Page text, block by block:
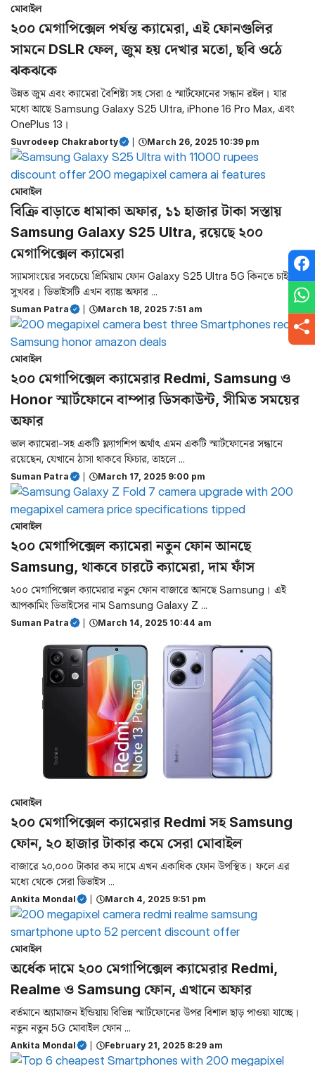
মোবাইল
২০০ মেগাপিক্সেল পর্যন্ত ক্যামেরা, এই ফোনগুলির
সামনে DSLR ফেল, জুম হয় দেখার মতো, ছবি ওঠে
ঝকঝকে
উন্নত জুম এবং ক্যামেরা বৈশিষ্ট্য সহ সেরা ৫ স্মার্টফোনের সন্ধান রইল। যার
মধ্যে আছে Samsung Galaxy S25 Ultra, iPhone 16 Pro Max, এবং
OnePlus 13।
Suvrodeep Chakraborty | March 26, 2025 10:39 pm
মোবাইল
বিক্রি বাড়াতে ধামাকা অফার, ১১ হাজার টাকা সস্তায়
Samsung Galaxy S25 Ultra, রয়েছে ২০০
মেগাপিক্সেল ক্যামেরা
স্যামসাংয়ের সবচেয়ে প্রিমিয়াম ফোন Galaxy S25 Ultra 5G কিনতে চাইলে
সুখবর। ডিভাইসটি এখন ব্যাঙ্ক অফার ...
Suman Patra | March 18, 2025 7:51 am
মোবাইল
২০০ মেগাপিক্সেল ক্যামেরার Redmi, Samsung ও
Honor স্মার্টফোনে বাম্পার ডিসকাউন্ট, সীমিত সময়ের
অফার
ভাল ক্যামেরা-সহ একটি ফ্ল্যাগশিপ অর্থাৎ এমন একটি স্মার্টফোনের সন্ধানে
রয়েছেন, যেখানে ঠাসা থাকবে ফিচার, তাহলে ...
Suman Patra | March 17, 2025 9:00 pm
মোবাইল
২০০ মেগাপিক্সেল ক্যামেরা নতুন ফোন আনছে
Samsung, থাকবে চারটে ক্যামেরা, দাম ফাঁস
২০০ মেগাপিক্সেল ক্যামেরার নতুন ফোন বাজারে আনছে Samsung। এই
আপকামিং ডিভাইসের নাম Samsung Galaxy Z ...
Suman Patra | March 14, 2025 10:44 am
মোবাইল
২০০ মেগাপিক্সেল ক্যামেরার Redmi সহ Samsung
ফোন, ২০ হাজার টাকার কমে সেরা মোবাইল
বাজারে ২০,০০০ টাকার কম দামে এখন একাধিক ফোন উপস্থিত। ফলে এর
মধ্যে থেকে সেরা ডিভাইস ...
Ankita Mondal | March 4, 2025 9:51 pm
মোবাইল
অর্ধেক দামে ২০০ মেগাপিক্সেল ক্যামেরার Redmi,
Realme ও Samsung ফোন, এখানে অফার
বর্তমানে অ্যামাজন ইন্ডিয়ায় বিভিন্ন স্মার্টফোনের উপর বিশাল ছাড় পাওয়া যাচ্ছে।
নতুন নতুন 5G মোবাইল ফোন ...
Ankita Mondal | February 21, 2025 8:29 am